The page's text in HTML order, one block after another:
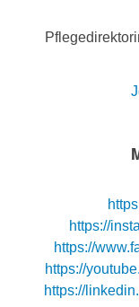
https://
https://
https://
https://